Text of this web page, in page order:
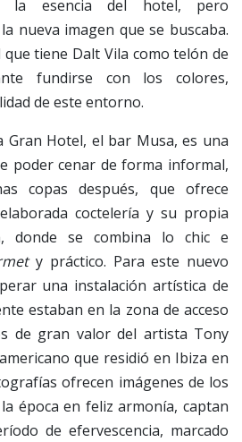
la esencia del hotel, pero
nueva imagen que se buscaba.
tiene Dalt Vila como telón de
fundirse con los colores,
de este entorno.
Gran Hotel, el bar Musa, es una
poder cenar de forma informal,
copas después, que ofrece
coctelería y su propia
donde se combina lo chic e
y práctico. Para este nuevo
una instalación artística de
estaban en la zona de acceso
de gran valor del artista Tony
que residió en Ibiza en
ofrecen imágenes de los
época en feliz armonía, captan
de efervescencia, marcado